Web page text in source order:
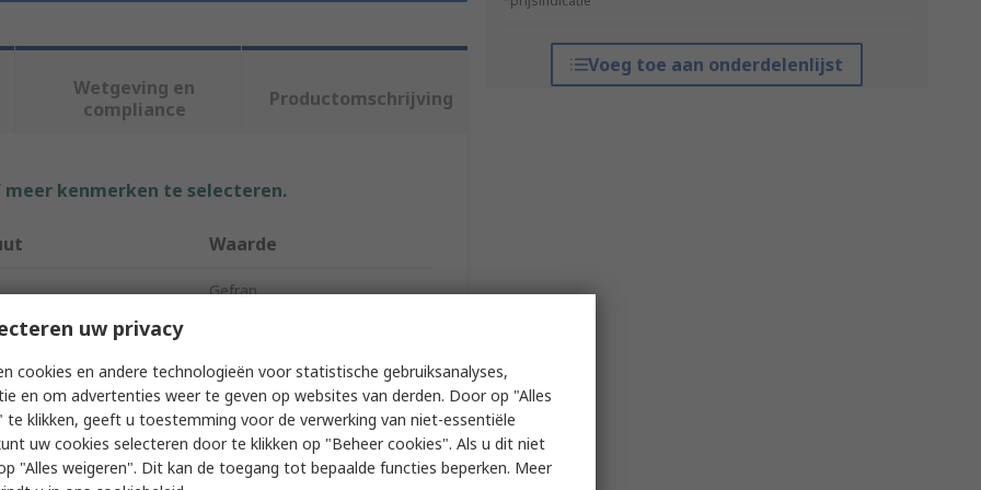
Voeg toe aan onderdelenlijst
Wetgeving en
compliance
Productomschrijving
kenmerken te selecteren.
Waarde
Gefran
Axis
Inclination Sensor
Range ±50°
12 bit
uw privacy
cookies en andere technologieën voor statistische gebruiksanalyses,
en om advertenties weer te geven op websites van derden. Door op "Alles
te klikken, geeft u toestemming voor de verwerking van niet-essentiële
uw cookies selecteren door te klikken op "Beheer cookies". Als u dit niet
"Alles weigeren". Dit kan de toegang tot bepaalde functies beperken. Meer